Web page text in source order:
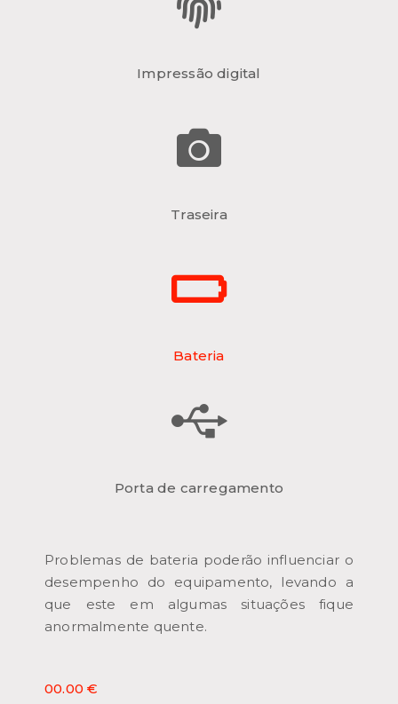
Impressão digital
Traseira
Bateria
Porta de carregamento
Problemas de bateria poderão influenciar o
desempenho do equipamento, levando a
que este em algumas situações fique
anormalmente quente.
00.00 €